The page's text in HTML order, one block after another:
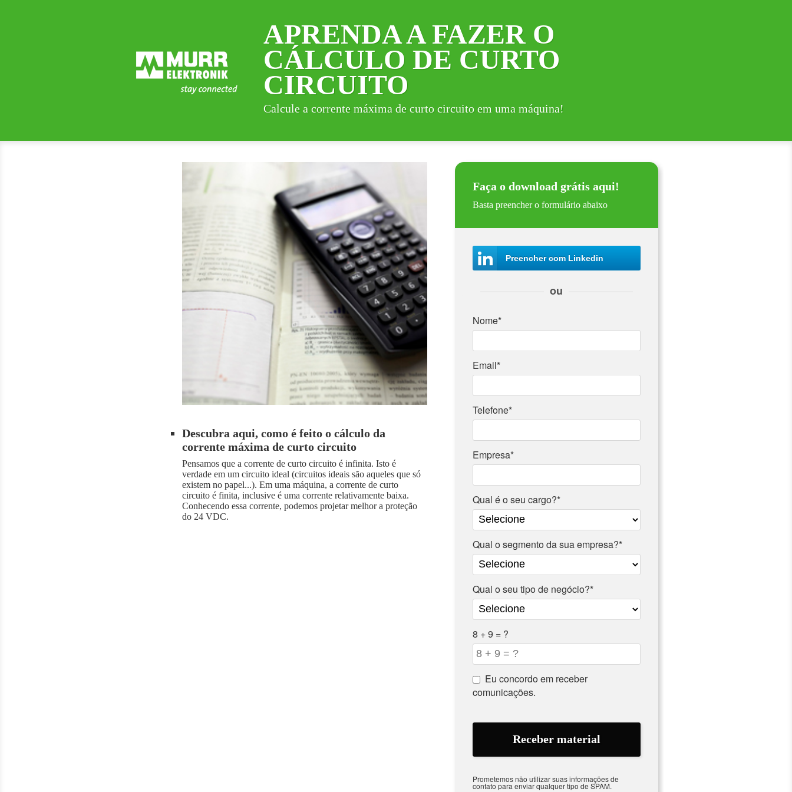
APRENDA A FAZER O
CÁLCULO DE CURTO
CIRCUITO
Calcule a corrente máxima de curto circuito em uma máquina!
Descubra aqui, como é feito o cálculo da
corrente máxima de curto circuito
Pensamos que a corrente de curto circuito é infinita. Isto é
verdade em um circuito ideal (circuitos ideais são aqueles que só
existem no papel...). Em uma máquina, a corrente de curto
circuito é finita, inclusive é uma corrente relativamente baixa.
Conhecendo essa corrente, podemos projetar melhor a proteção
do 24 VDC.
Faça o download grátis aqui!
Basta preencher o formulário abaixo
Preencher com Linkedin
ou
Nome*
Email*
Telefone*
Empresa*
Qual é o seu cargo?*
Qual o segmento da sua empresa?*
Qual o seu tipo de negócio?*
8 + 9 = ?
Eu concordo em receber
comunicações.
Prometemos não utilizar suas informações de
contato para enviar qualquer tipo de SPAM.